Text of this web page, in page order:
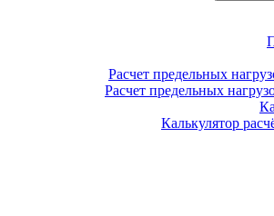
Расчет предельных
Расчет предельных
Калькулятор